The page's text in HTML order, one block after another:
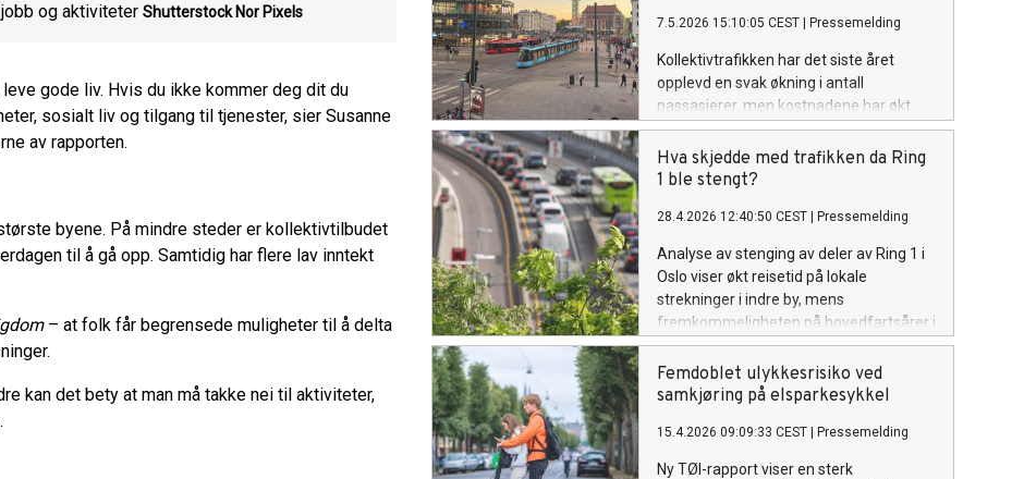
og aktiviteter Shutterstock Nor Pixels
gode liv. Hvis du ikke kommer deg dit du
sosialt liv og tilgang til tjenester, sier Susanne
av rapporten.
byene. På mindre steder er kollektivtilbudet
til å gå opp. Samtidig har flere lav inntekt
– at folk får begrensede muligheter til å delta
kan det bety at man må takke nei til aktiviteter,
7.5.2026 15:10:05 CEST Pressemelding
Kollektivtrafikken har det siste året
opplevd en svak økning i antall
passasjerer, men kostnadene har økt
raskere. Det gjør at økonomien er enda
mer presset i 2025 enn den var i 2024.
Det viser en ny rapport fra
Hva skjedde med trafikken da Ring
1 ble stengt?
28.4.2026 12:40:50 CEST Pressemelding
Analyse av stenging av deler av Ring 1 i
Oslo viser økt reisetid på lokale
strekninger i indre by, mens
fremkommeligheten på hovedfartsårer i
liten grad ble påvirket. Funnene tyder
også på økt trafikk i enkelte
boligområder.
Femdoblet ulykkesrisiko ved
samkjøring på elsparkesykkel
15.4.2026 09:09:33 CEST Pressemelding
Ny TØI-rapport viser en sterk